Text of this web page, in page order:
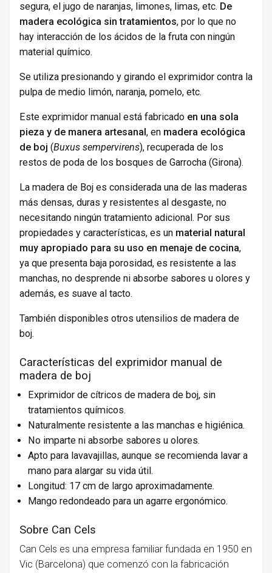
segura, el jugo de naranjas, limones, limas, etc. De
madera ecológica sin tratamientos, por lo que no
hay interacción de los ácidos de la fruta con ningún
material químico.
Se utiliza presionando y girando el exprimidor contra la
pulpa de medio limón, naranja, pomelo, etc.
Este exprimidor manual está fabricado en una sola
pieza y de manera artesanal, en madera ecológica
de boj (Buxus sempervirens), recuperada de los
restos de poda de los bosques de Garrocha (Girona).
La madera de Boj es considerada una de las maderas
más densas, duras y resistentes al desgaste, no
necesitando ningún tratamiento adicional. Por sus
propiedades y características, es un material natural
muy apropiado para su uso en menaje de cocina,
ya que presenta baja porosidad, es resistente a las
manchas, no desprende ni absorbe sabores u olores y
además, es suave al tacto.
También disponibles otros utensilios de madera de
boj.
Características del exprimidor manual de
madera de boj
Exprimidor de cítricos de madera de boj, sin
tratamientos químicos.
Naturalmente resistente a las manchas e higiénica.
No imparte ni absorbe sabores u olores.
Apto para lavavajillas, aunque se recomienda lavar a
mano para alargar su vida útil.
Longitud: 17 cm de largo aproximadamente.
Mango redondeado para un agarre ergonómico.
Sobre Can Cels
Can Cels es una empresa familiar fundada en 1950 en
Vic (Barcelona) que comenzó con la fabricación